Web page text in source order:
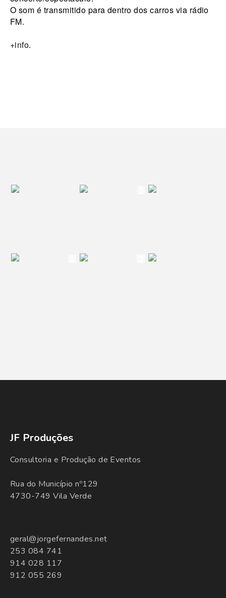
O som é transmitido para dentro dos carros via rádio
FM.
+info.
JF Produções
Consultoria e Produção de Eventos
Rua do Município nº129
4730-749 Vila Verde
geral@jorgefernandes.net
253 084 741
914 028 117
912 055 269